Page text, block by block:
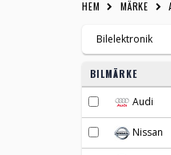
HEM MÄRKE
Bilelektronik
BILMÄRKE
Audi
Nissan